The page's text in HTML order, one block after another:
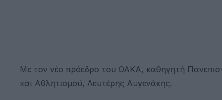
Με τον νέο πρόεδρο του ΟΑΚΑ, καθηγητή
και Αθλητισμού, Λευτέρης Αυγενάκης.